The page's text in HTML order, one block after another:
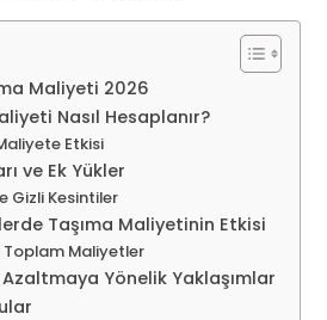
Maliyeti 2026
Nasıl Hesaplanır?
Etkisi
ve Ek Yükler
Gizli Kesintiler
Taşıma Maliyetinin Etkisi
Toplam Maliyetler
Yönelik Yaklaşımlar